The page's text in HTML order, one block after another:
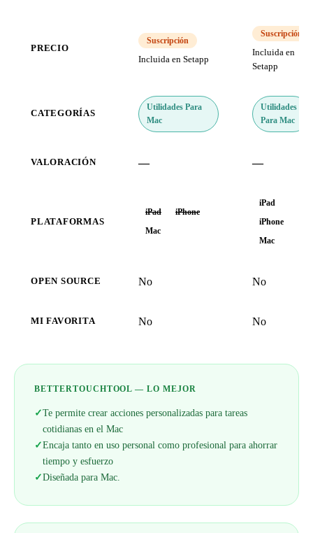
PRECIO
Suscripción
Incluida en Setapp
Suscripción
Incluida en
Setapp
CATEGORÍAS
Utilidades Para
Mac
Utilidades
Para Mac
VALORACIÓN — —
PLATAFORMAS
iPad
iPhone
Mac
iPad
iPhone
Mac
OPEN SOURCE No No
MI FAVORITA No No
BETTERTOUCHTOOL — LO MEJOR
✓Te permite crear acciones personalizadas para tareas
cotidianas en el Mac
✓Encaja tanto en uso personal como profesional para ahorrar
tiempo y esfuerzo
✓Diseñada para Mac.